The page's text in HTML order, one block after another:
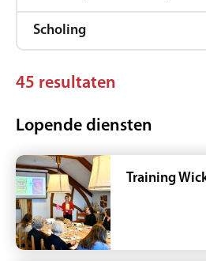
Scholing
45 resultaten
Lopende diensten
Training